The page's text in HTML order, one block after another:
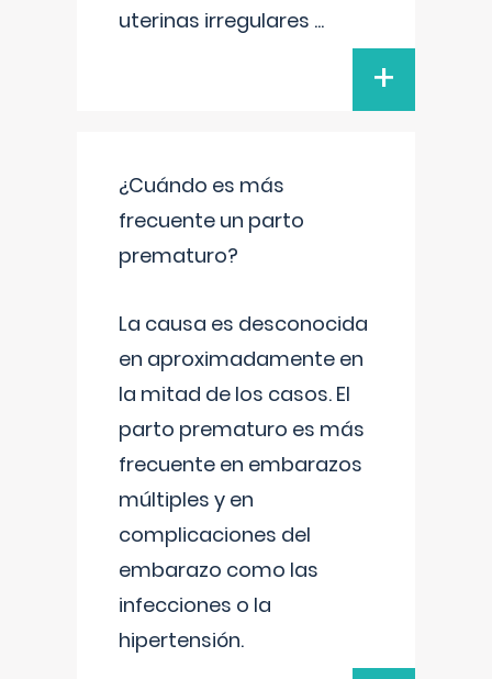
uterinas irregulares ...
+
¿Cuándo es más
frecuente un parto
prematuro?
La causa es desconocida
en aproximadamente en
la mitad de los casos. El
parto prematuro es más
frecuente en embarazos
múltiples y en
complicaciones del
embarazo como las
infecciones o la
hipertensión.